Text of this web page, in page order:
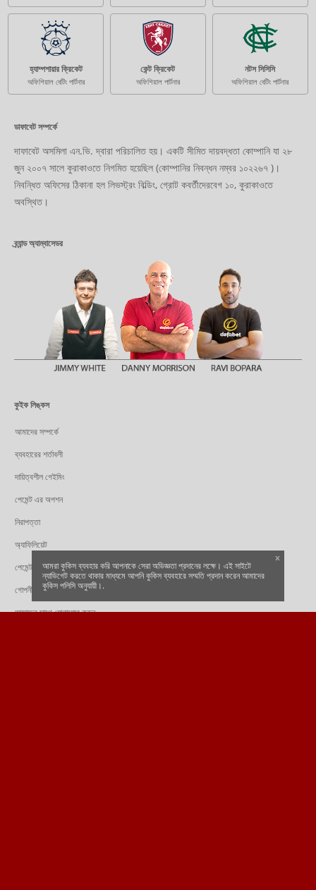
হ্যাম্পশায়ার ক্রিকেট
অফিশিয়াল বেটিং পার্টনার
কেন্ট ক্রিকেট
অফিশিয়াল পার্টনার
নটস সিসিসি
অফিশিয়াল বেটিং পার্টনার
ডাফাবেট সম্পর্কে
দাফাবেট অসমিলা এন.ভি. দ্বারা পরিচালিত হয়। একটি সীমিত দায়বদ্ধতা কোম্পানি যা ২৮
জুন ২০০৭ সালে কুরাকাওতে নিগমিত হয়েছিল (কোম্পানির নিবন্ধন নম্বর ১০২২৬৭ )।
নিবন্ধিত অফিসের ঠিকানা হল লিভস্ট্রং বিল্ডিং, গ্রোট কবর্তীদেরবেগ ১০, কুরাকাওতে
অবস্থিত।
ব্র্যান্ড অ্যাম্বাসেডর
কুইক লিঙ্কস
আমাদের সম্পর্কে
ব্যবহারের শর্তাবলী
দায়িত্বশীল গেইমিং
পেমেন্ট এর অপশন
নিরাপত্তা
অ্যাফিলিয়েট
পেমেন্ট পার্টনার
গোপনীয়তা সম্পর্কিত নীতিমালা
আমাদের সাথে যোগাযোগ করুন
আমরা কুকিস ব্যবহার করি আপনাকে সেরা অভিজ্ঞতা প্রদানের লক্ষে। এই সাইটে
ন্যাভিগেট করতে থাকার মাধ্যমে আপনি কুকিস ব্যবহারে সম্মতি প্রদান করেন আমাদের
কুকিস পলিসি অনুযায়ী।.
x